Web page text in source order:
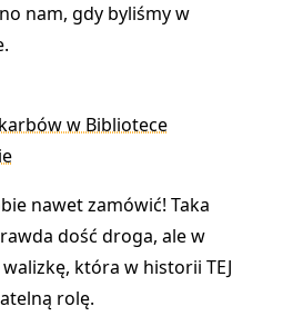
nam, gdy byliśmy w
w Bibliotece
nawet zamówić! Taka
dość droga, ale w
która w historii TEJ
rolę.